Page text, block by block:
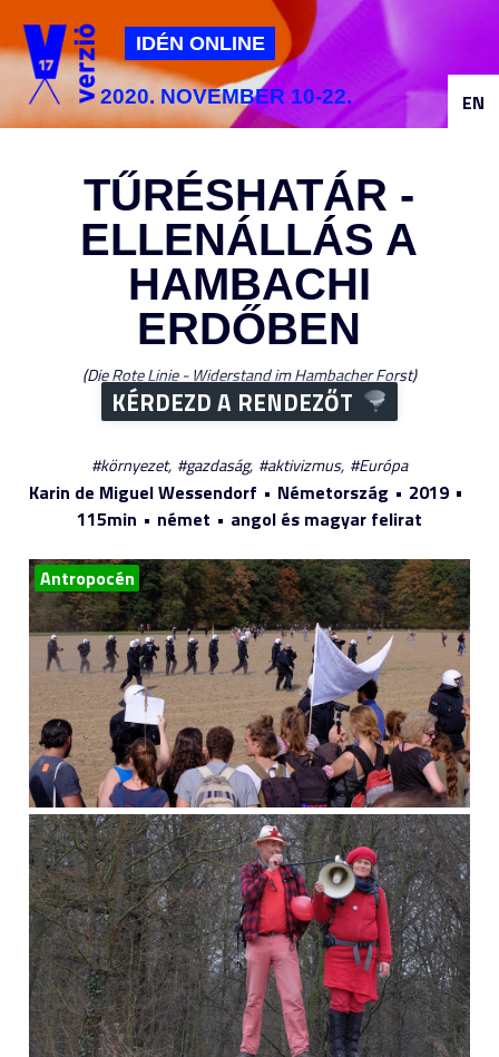
Jump to navigation
IDÉN ONLINE
2020. NOVEMBER 10-22.
TŰRÉSHATÁR -
ELLENÁLLÁS A
HAMBACHI
ERDŐBEN
Die Rote Linie - Widerstand im Hambacher Forst
KÉRDEZD A RENDEZŐT
környezet gazdaság aktivizmus Európa
Karin de Miguel Wessendorf Németország
2019
115min
német angol és magyar felirat
Antropocén
EN